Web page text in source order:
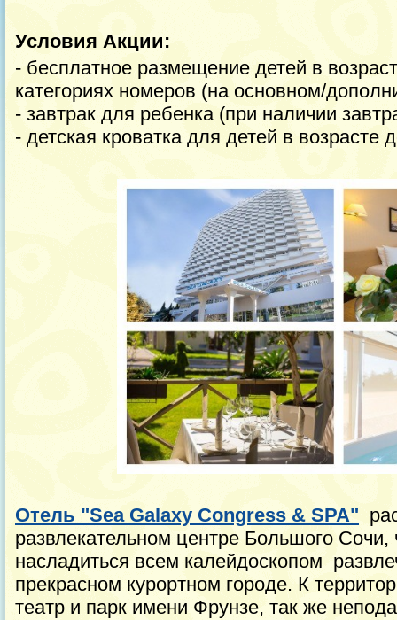
Условия Акции:
- бесплатное размещение детей в
категориях номеров (на основном/
- завтрак для ребенка (при наличии
- детская кроватка для детей в возрасте
Отель "Sea Galaxy Congress & SPA"
развлекательном центре Большого Сочи,
насладиться всем калейдоскопом
прекрасном курортном городе. К
театр и парк имени Фрунзе, так же